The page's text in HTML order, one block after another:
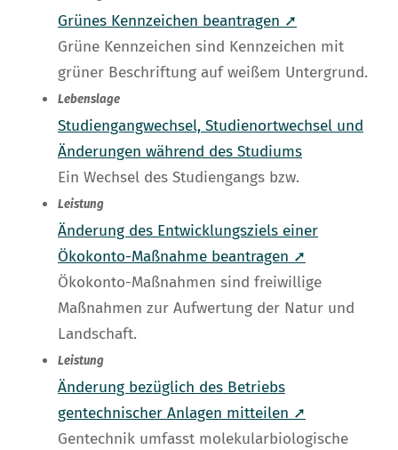
Grünes Kennzeichen beantragen ➚
Grüne Kennzeichen sind Kennzeichen mit
grüner Beschriftung auf weißem Untergrund.
Lebenslage
Studiengangwechsel, Studienortwechsel und
Änderungen während des Studiums
Ein Wechsel des Studiengangs bzw.
Leistung
Änderung des Entwicklungsziels einer
Ökokonto-Maßnahme beantragen ➚
Ökokonto-Maßnahmen sind freiwillige
Maßnahmen zur Aufwertung der Natur und
Landschaft.
Leistung
Änderung bezüglich des Betriebs
gentechnischer Anlagen mitteilen ➚
Gentechnik umfasst molekularbiologische